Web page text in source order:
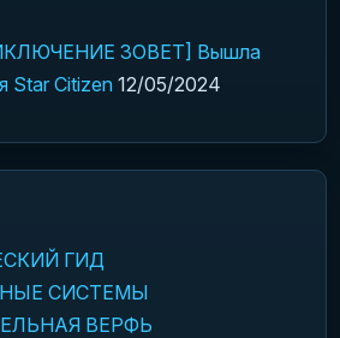
ЗОВЕТ] Вышла
Star Citizen 12/05/2024
ГИД
СИСТЕМЫ
ВЕРФЬ